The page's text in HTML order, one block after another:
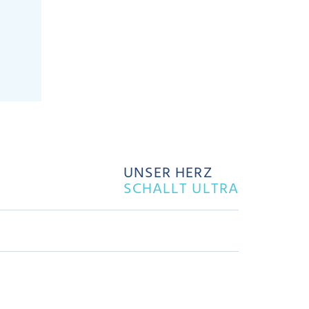
UNSER HERZ
SCHALLT ULTRA